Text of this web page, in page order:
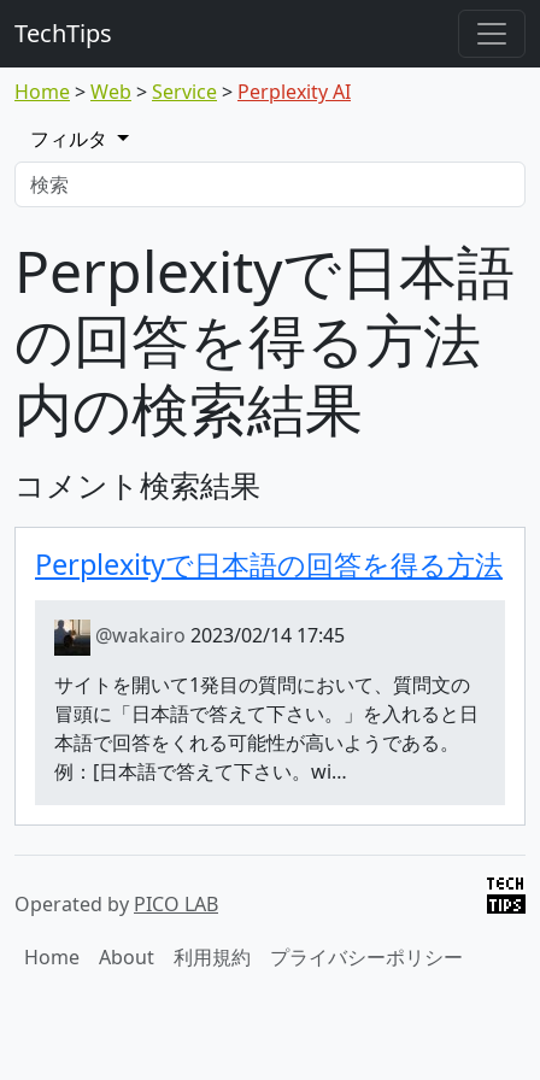
TechTips
Home Web Service
Perplexity AI
フィルタ
Perplexityで日本語
の回答を得る方法
内の検索結果
コメント検索結果
Perplexityで日本語の回答を得る方法
@wakairo 2023/02/14 17:45
サイトを開いて1発目の質問において、質問文の
冒頭に「日本語で答えて下さい。」を入れると日
本語で回答をくれる可能性が高いようである。
例：[日本語で答えて下さい。wi…
Operated by PICO LAB
Home
About 利用規約 プライバシーポリシー